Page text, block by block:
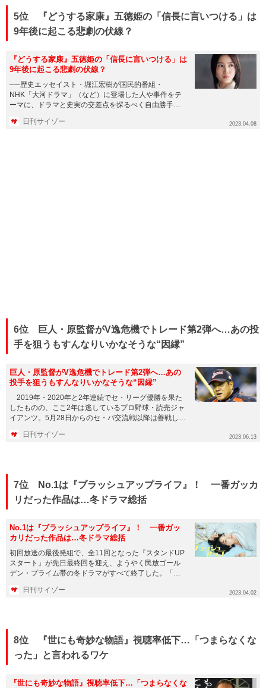
5位 『どうする家康』五徳姫の「信長に言いつける」は
9年後に起こる悲劇の伏線？
『どうする家康』五徳姫の「信長に言いつける」は
9年後に起こる悲劇の伏線？
──歴史エッセイスト・堀江宏樹が国民的番組・
NHK「大河ドラマ」（など）に登場した人や事件をテ
ーマに、ドラマと史実の交差点を探るべく自由勝手に
日刊サイゾー 2023.04.08
6位 巨人・原監督がV逸危機でトレード第2弾へ…あの投
手を狙うもすんなりいかなそうな“因縁”
巨人・原監督がV逸危機でトレード第2弾へ…あの
投手を狙うもすんなりいかなそうな“因縁”
2019年・2020年と2年連続でセ・リーグ優勝を果た
したものの、ここ2年は逃しているプロ野球・読売ジャ
イアンツ。5月28日からのセ・パ交流戦以降は善戦して
日刊サイゾー 2023.06.13
7位 No.1は『ブラッシュアップライフ』！ 一番ガッカ
リだった作品は…冬ドラマ総括
No.1は『ブラッシュアップライフ』！ 一番ガッ
カリだった作品は…冬ドラマ総括
初回放送の最後発組で、全11回となった『スタンドUP
スタート』が先日最終回を迎え、ようやく民放ゴール
デン・プライム帯の冬ドラマがすべて終了した。「ド
日刊サイゾー 2023.04.02
8位 『世にも奇妙な物語』視聴率低下…「つまらなくな
った」と言われるワケ
『世にも奇妙な物語』視聴率低下…「つまらなくな